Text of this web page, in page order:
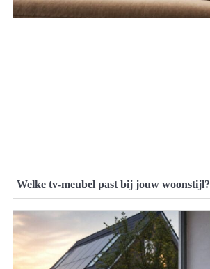
Welke tv-meubel past bij jouw woonstijl?